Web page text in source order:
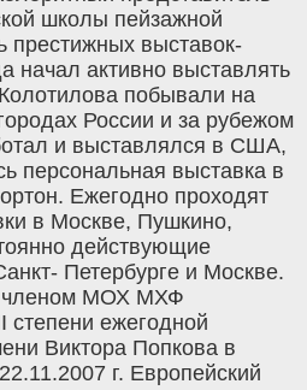
школы пейзажной
престижных выставок-
начал активно выставлять
побывали на
России и за рубежом
и выставлялся в США,
персональная выставка в
Ежегодно проходят
в Москве, Пушкино,
действующие
Петербурге и Москве.
членом МОХ МХФ
степени ежегодной
Виктора Попкова в
г. Европейский